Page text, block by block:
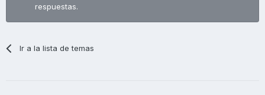
respuestas.
Ir a la lista de temas